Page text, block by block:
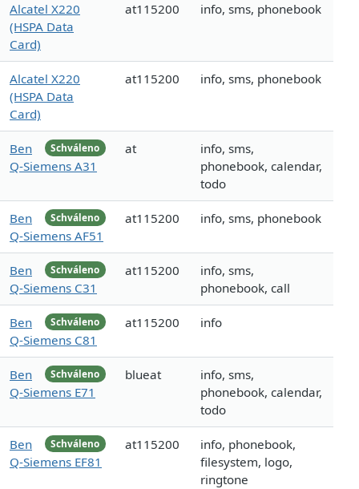
Alcatel X220
(HSPA Data
Card)
at115200 info, sms, phonebook
Alcatel X220
(HSPA Data
Card)
at115200 info, sms, phonebook
Schváleno
Ben
Q-Siemens A31
at
info, sms,
phonebook, calendar,
todo
Schváleno
Ben
Q-Siemens AF51
at115200 info, sms, phonebook
Schváleno
Ben
Q-Siemens C31
at115200
info, sms,
phonebook, call
Schváleno
Ben
Q-Siemens C81
at115200 info
Schváleno
Ben
Q-Siemens E71
blueat
info, sms,
phonebook, calendar,
todo
Schváleno
Ben
Q-Siemens EF81
at115200
info, phonebook,
filesystem, logo,
ringtone